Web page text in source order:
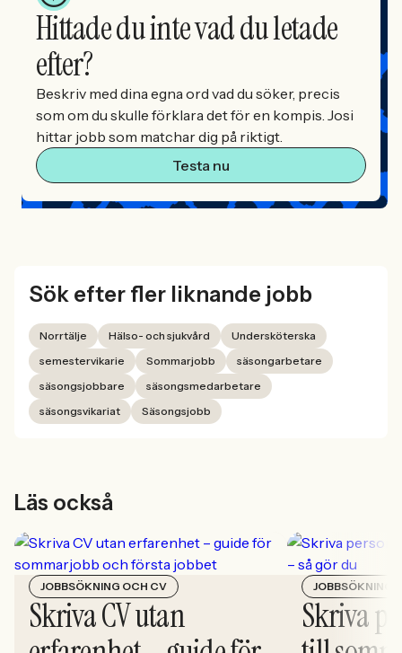
Hittade du inte vad du letade
efter?
Beskriv med dina egna ord vad du söker, precis
som om du skulle förklara det för en kompis. Josi
hittar jobb som matchar dig på riktigt.
Testa nu
Sök efter fler liknande jobb
Norrtälje Hälso- och sjukvård
Undersköterska
semestervikarie
Sommarjobb
säsongarbetare
säsongsjobbare
säsongsmedarbetare
säsongsvikariat
Säsongsjobb
Läs också
JOBBSÖKNING OCH CV
Skriva CV utan
JOBBSÖKNING
Skriva